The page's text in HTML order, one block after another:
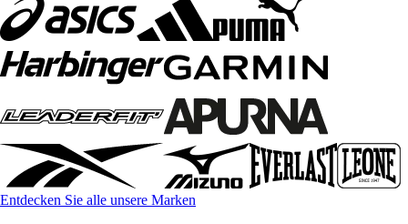
Entdecken Sie alle unsere Marken